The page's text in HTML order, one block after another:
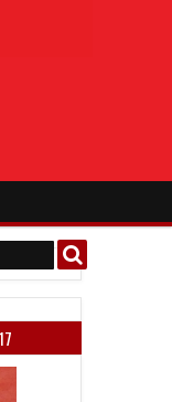
está en las Inferiores"